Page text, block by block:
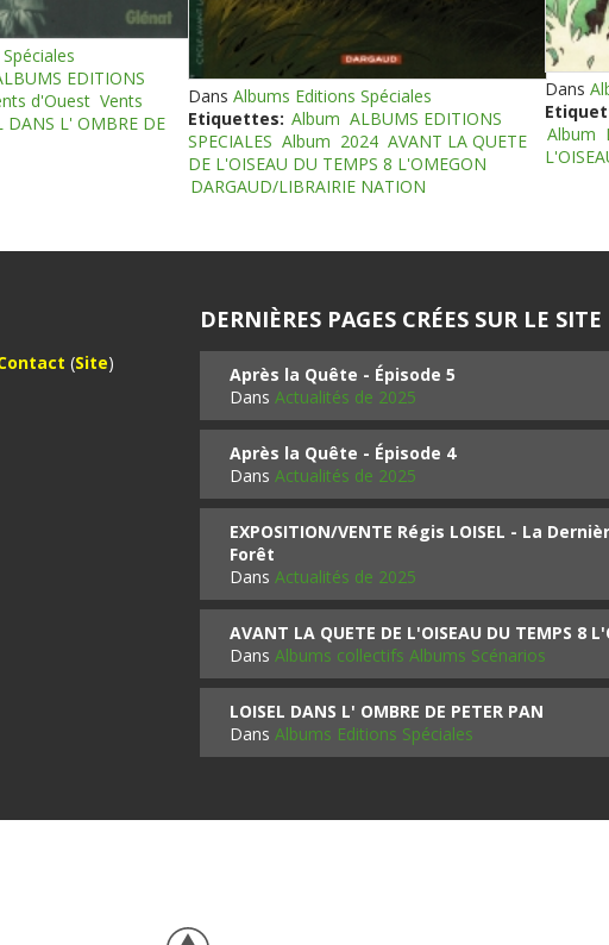
EDITIONS
d'Ouest Vents
DANS L' OMBRE DE
Dans Albums Editions Spéciales
Etiquettes: Album ALBUMS EDITIONS
SPECIALES Album 2024 AVANT LA QUETE
DE L'OISEAU DU TEMPS 8 L'OMEGON
DARGAUD/LIBRAIRIE NATION
Dans
Album
(Site)
DERNIÈRES PAGES CRÉES SUR LE SITE
Après la Quête - Épisode 5
Dans Actualités de 2025
Après la Quête - Épisode 4
Dans Actualités de 2025
EXPOSITION/VENTE Régis LOISEL - La
Forêt
Dans Actualités de 2025
AVANT LA QUETE DE L'OISEAU DU TEMPS 8
Dans Albums collectifs Albums Scénarios
LOISEL DANS L' OMBRE DE PETER PAN
Dans Albums Editions Spéciales